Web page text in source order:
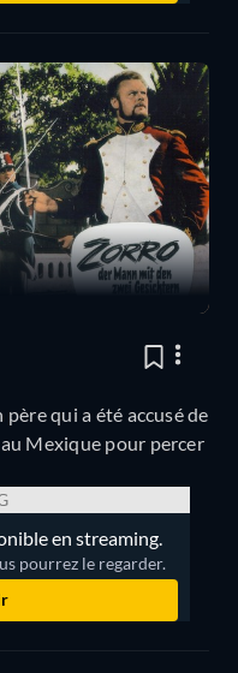
qui a été accusé de
Mexique pour percer
en streaming.
pourrez le regarder.